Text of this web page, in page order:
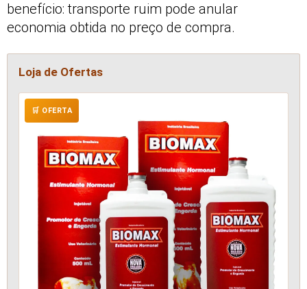
benefício: transporte ruim pode anular
economia obtida no preço de compra.
Loja de Ofertas
🛒 OFERTA